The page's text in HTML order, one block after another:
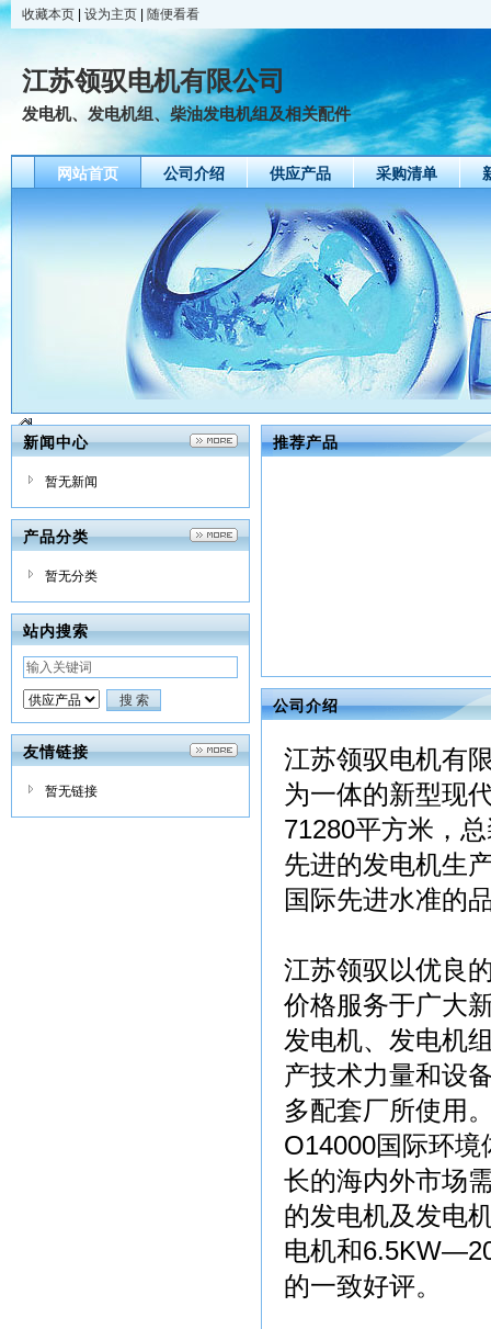
收藏本页 设为主页 随便看看
江苏领驭电机有限公司
发电机、发电机组、柴油发电机组及相关配件
网站首页 公司介绍 供应产品 采购清单
新闻中心
暂无新闻
产品分类
暂无分类
站内搜索
友情链接
暂无链接
推荐产品
公司介绍
江苏领驭电机有
为一体的新型现
71280平方米，
先进的发电机生
国际先进水准的
江苏领驭以优良
价格服务于广大
发电机、发电机
产技术力量和设
多配套厂所使用
O14000国际环
长的海内外市场
的发电机及发电
电机和
的一致好评。